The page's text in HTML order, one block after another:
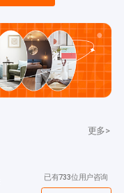
更多>
已有733位用户咨询